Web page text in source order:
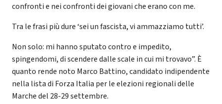
confronti e nei confronti dei giovani che erano con me.
Tra le frasi più dure ‘sei un fascista, vi ammazziamo tutti’.
Non solo: mi hanno sputato contro e impedito,
spingendomi, di scendere dalle scale in cui mi trovavo”. È
quanto rende noto Marco Battino, candidato indipendente
nella lista di Forza Italia per le elezioni regionali delle
Marche del 28-29 settembre.